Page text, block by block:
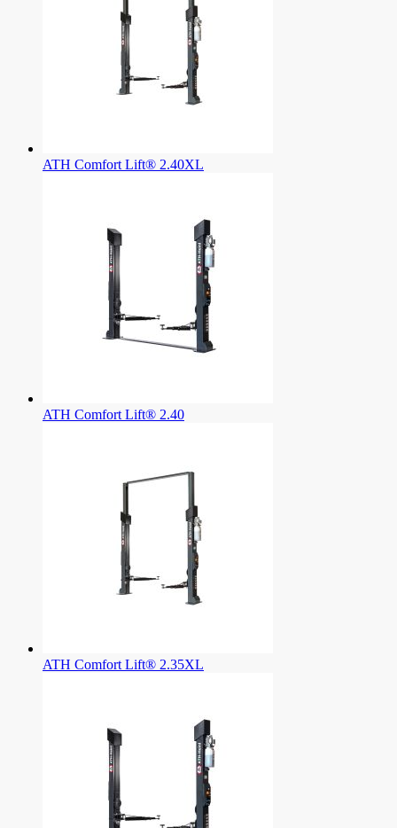
ATH Comfort Lift® 2.40XL
ATH Comfort Lift® 2.40
ATH Comfort Lift® 2.35XL